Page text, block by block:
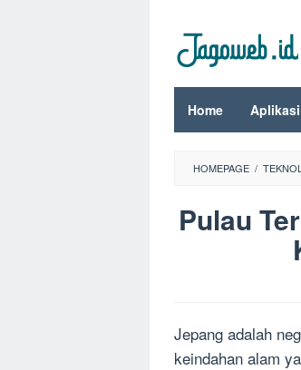
konten
Home Aplikasi
HOMEPAGE /
Pulau
Jepang adalah
keindahan alam